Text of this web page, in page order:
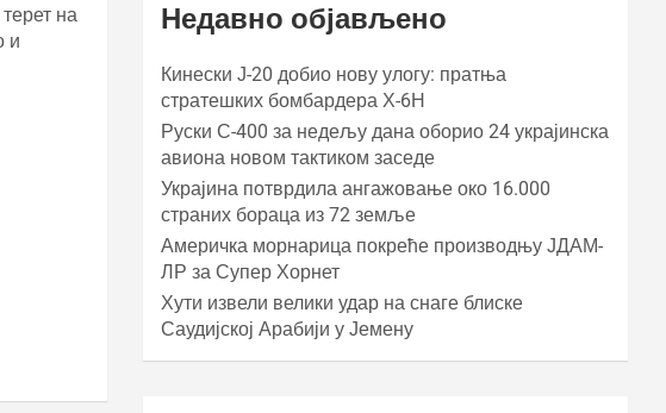
на
и
Недавно објављено
Кинески Ј-20 добио нову улогу: пратња
стратешких бомбардера Х-6Н
Руски С-400 за недељу дана оборио 24 украјинска
авиона новом тактиком заседе
Украјина потврдила ангажовање око 16.000
страних бораца из 72 земље
Америчка морнарица покреће производњу ЈДАМ-
ЛР за Супер Хорнет
Хути извели велики удар на снаге блиске
Саудијској Арабији у Јемену